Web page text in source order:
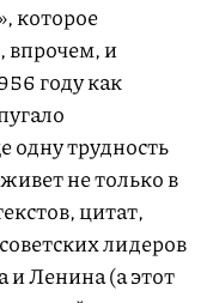
которое
впрочем, и
году как
одну трудность
не только в
цитат,
лидеров
Ленина (а этот